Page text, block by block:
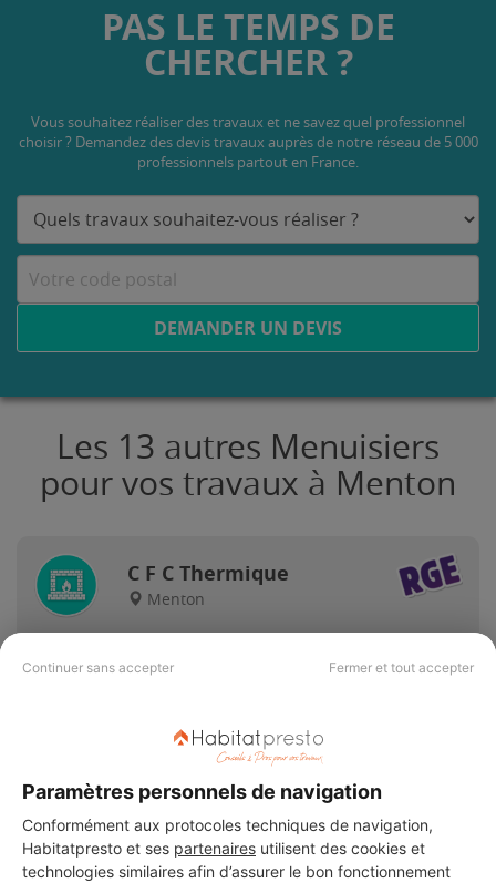
Continuer sans accepter Fermer et tout accepter
Paramètres personnels de navigation
Conformément aux protocoles techniques de navigation,
Habitatpresto et ses partenaires utilisent des cookies et
technologies similaires afin d’assurer le bon fonctionnement
PAS LE TEMPS DE
CHERCHER ?
Vous souhaitez réaliser des travaux et ne savez quel professionnel
choisir ? Demandez des devis travaux auprès de notre réseau de 5 000
professionnels partout en France.
DEMANDER UN DEVIS
Les 13 autres Menuisiers
pour vos travaux à Menton
C F C Thermique
Menton
C.M. Electricité
Menton